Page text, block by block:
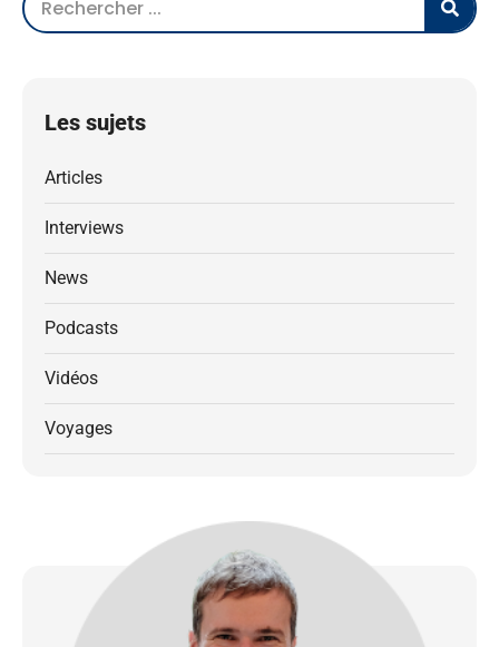
Les sujets
Articles
Interviews
News
Podcasts
Vidéos
Voyages